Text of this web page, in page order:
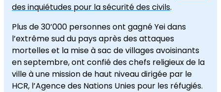
des inquiétudes pour la sécurité des civils.
Plus de 30’000 personnes ont gagné Yei dans
l’extrême sud du pays après des attaques
mortelles et la mise à sac de villages avoisinants
en septembre, ont confié des chefs religieux de la
ville à une mission de haut niveau dirigée par le
HCR, l’Agence des Nations Unies pour les réfugiés.